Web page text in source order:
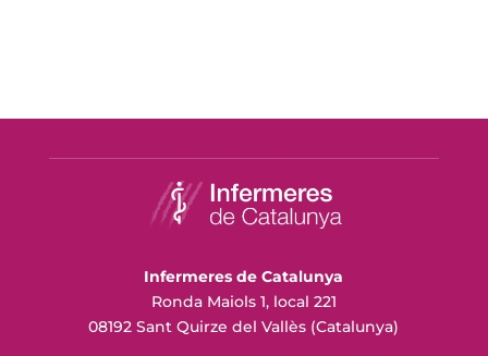
Infermeres de Catalunya
Ronda Maiols 1, local 221
08192 Sant Quirze del Vallès (Catalunya)